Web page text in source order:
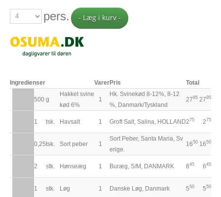
pers. - Læg i kurv -
Ingredienser VarerPris Total
500 g
Hakket svine
kød 6%
1
Hk. Svinekød 8-12%, 8-12
%, Danmark/Tyskland
2795 2795
1 tsk. Havsalt 1 Groft Salt, Salina, HOLLAND275 275
0,25tsk. Sort peber 1
Sort Peber, Santa Maria, Sv
erige.
1650 1650
2 stk. Hønseæg 1 Buræg, S/M, DANMARK 645 645
1 stk. Løg 1 Danske Løg, Danmark 550 550